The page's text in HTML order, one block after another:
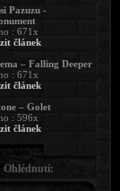
Pazuzu -
: 671x
článek
– Falling Deeper
: 671x
článek
– Golet
: 596x
článek
Ohlédnutí: